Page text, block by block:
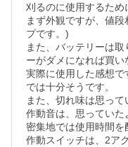
刈るのに使用するため
まず外観ですが、値
プです。)
また、バッテリーは
ーがダメになれば買い
実際に使用した感想
では十分そうです。
また、切れ味は思って
作動音は、思ってい
密集地では使用時間を
作動スイッチは、2ア